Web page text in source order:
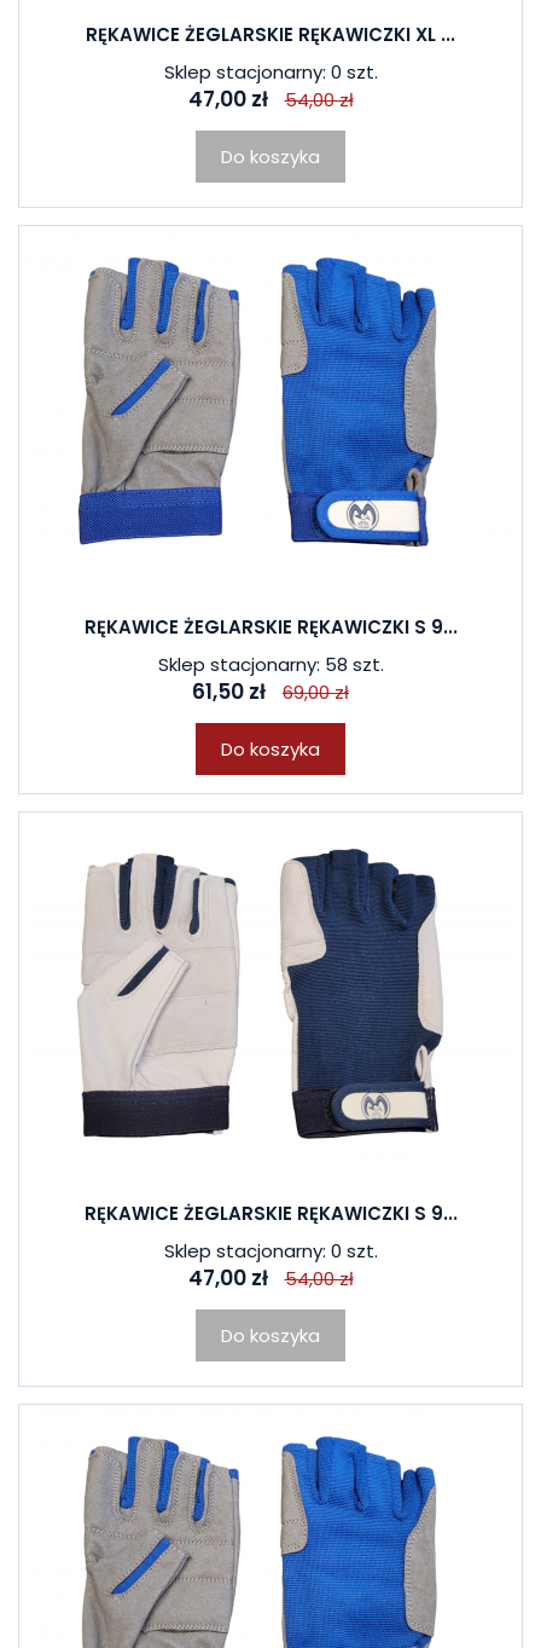
RĘKAWICE ŻEGLARSKIE RĘKAWICZKI XL ...
Sklep stacjonarny: 0 szt.
47,00 zł 54,00 zł
Do koszyka
RĘKAWICE ŻEGLARSKIE RĘKAWICZKI S 9...
Sklep stacjonarny: 58 szt.
61,50 zł 69,00 zł
Do koszyka
RĘKAWICE ŻEGLARSKIE RĘKAWICZKI S 9...
Sklep stacjonarny: 0 szt.
47,00 zł 54,00 zł
Do koszyka